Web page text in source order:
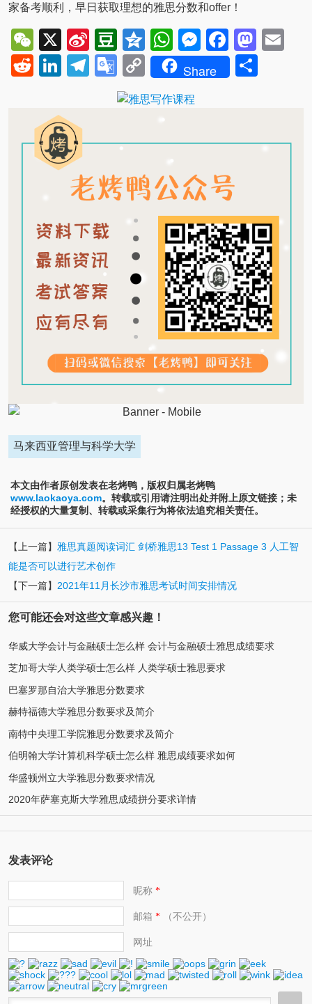
家备考顺利，早日获取理想的雅思分数和offer！
WeChat
X
Sina
Weibo
Douban
QzoneWhatsApp
Messenger
RedditLinkedIn
Telegram
Google
Translate
Copy
Link
Share
马来西亚管理与科学大学
本文由作者原创发表在老烤鸭，版权归属老烤鸭
www.laokaoya.com。转载或引用请注明出处并附上原文链接；未
经授权的大量复制、转载或采集行为将依法追究相关责任。
【上一篇】 雅思真题阅读词汇 剑桥雅思13 Test 1 Passage 3 人工智
能是否可以进行艺术创作
【下一篇】 2021年11月长沙市雅思考试时间安排情况
您可能还会对这些文章感兴趣！
华威大学会计与金融硕士怎么样 会计与金融硕士雅思成绩要求
芝加哥大学人类学硕士怎么样 人类学硕士雅思要求
巴塞罗那自治大学雅思分数要求
赫特福德大学雅思分数要求及简介
南特中央理工学院雅思分数要求及简介
伯明翰大学计算机科学硕士怎么样 雅思成绩要求如何
华盛顿州立大学雅思分数要求情况
2020年萨塞克斯大学雅思成绩拼分要求详情
发表评论
昵称*
邮箱 *（不公开）
网址